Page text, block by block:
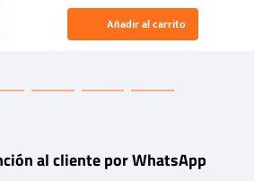
Añadir al carrito
al cliente por WhatsApp